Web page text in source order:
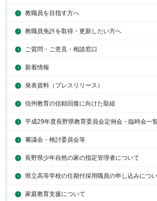
教職員を目指す方へ
教職員免許を取得・更新したい方へ
ご質問・ご意見・相談窓口
新着情報
発表資料（プレスリリース）
信州教育の信頼回復に向けた取組
平成29年度長野県教育委員会定例会・臨時会一
審議会・検討委員会等
長野県少年自然の家の指定管理者について
県立高等学校の任期付採用職員の申し込みにつ
家庭教育支援について